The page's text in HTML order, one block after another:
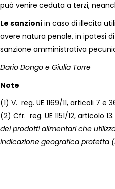
può venire ceduta a terzi,
Le sanzioni in caso di illecita
avere natura penale, in ipotesi
sanzione amministrativa
Dario Dongo e Giulia Torre
Note
(1) V. reg. UE 1169/11, articoli 7 e
(2) Cfr. reg. UE 1151/12, articolo
dei prodotti alimentari che
indicazione geografica protetta